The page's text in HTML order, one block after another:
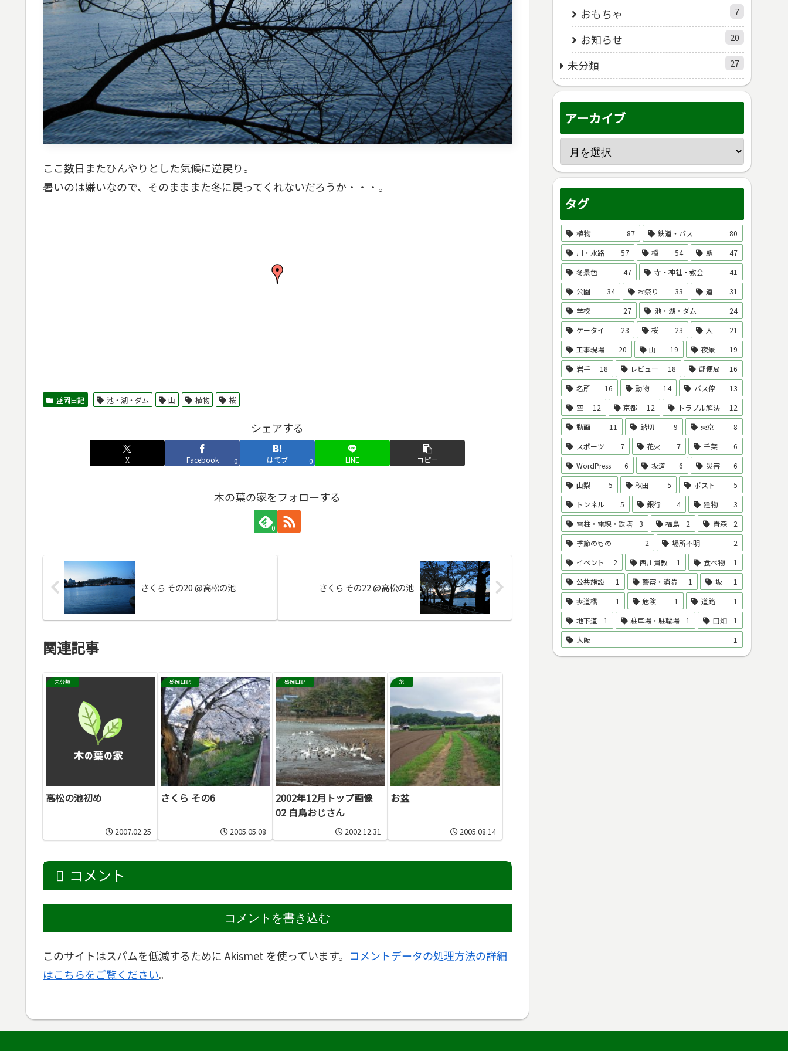
ここ数日またひんやりとした気候に逆戻り。
暑いのは嫌いなので、そのまままた冬に戻ってくれないだろうか・・・。
盛岡日記 池・湖・ダム 山 植物 桜
シェアする
X Facebook 0 はてブ 0 LINE コピー
木の葉の家をフォローする
0
さくら その20 @高松の池 さくら その22 @高松の池
関連記事
未分類
高松の池初め
2007.02.25
盛岡日記
さくら その6
2005.05.08
盛岡日記
2002年12月トップ画像
02 白鳥おじさん
2002.12.31
旅
お盆
2005.08.14
コメント
コメントを書き込む
このサイトはスパムを低減するために Akismet を使っています。 コメントデータの処理方法の詳細
はこちらをご覧ください。
おもちゃ 7
お知らせ 20
未分類 27
アーカイブ
タグ
植物 87 鉄道・バス
80
川・水路
57 橋 54 駅
47
冬景色
47 寺・神社・教会
41
公園
34 お祭り 33 道
31
学校
27 池・湖・ダム
24
ケータイ
23 桜 23 人
21
工事現場
20 山 19 夜景
19
岩手
18 レビュー 18 郵便局
16
名所
16 動物 14 バス停
13
空
12 京都 12 トラブル解決
12
動画
11 踏切 9 東京
8
スポーツ
7 花火 7 千葉
6
WordPress
6 坂道 6 災害
6
山梨
5 秋田 5 ポスト
5
トンネル
5 銀行 4 建物
3
電柱・電線・鉄塔
3 福島 2 青森
2
季節のもの
2 場所不明
2
イベント
2 西川貴教 1 食べ物
1
公共施設
1 警察・消防 1 坂
1
歩道橋
1 危険 1 道路
1
地下道
1 駐車場・駐輪場 1 田畑
1
大阪
1